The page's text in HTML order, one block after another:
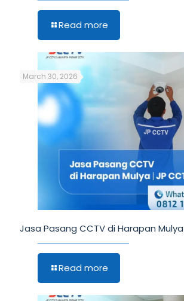
Read more
March 30, 2026
Jasa Pasang CCTV di Harapan Mulya
Read more